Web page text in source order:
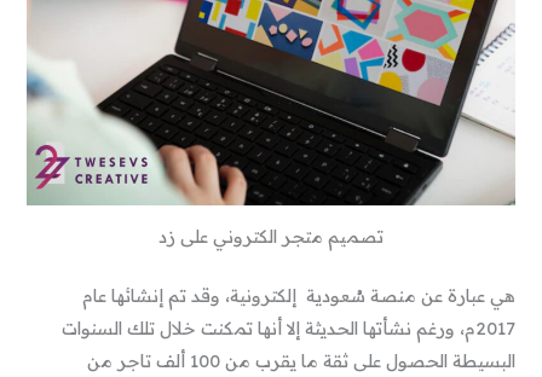
تصميم متجر الكتروني على زد
هي عبارة عن منصة سُعودية إلكترونية، وقد تم إنشائها عام
2017م، ورغم نشأتها الحديثة إلا أنها تمكنت خلال تلك السنوات
البسيطة الحصول على ثقة ما يقرب من 100 ألف تاجر من